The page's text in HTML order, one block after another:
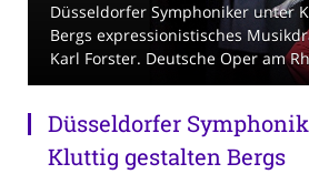
Düsseldorfer Symphoniker unter
Bergs expressionistisches
Karl Forster. Deutsche Oper am
Düsseldorfer
Kluttig gestalten Bergs